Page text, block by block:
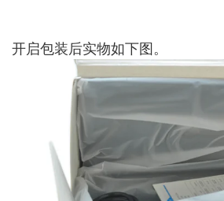
开启包装后实物如下图。